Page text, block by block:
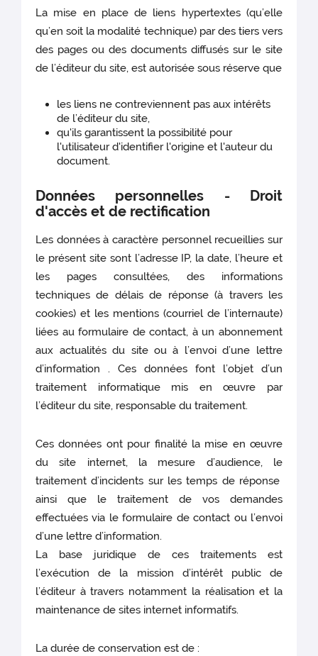
La mise en place de liens hypertextes (qu’elle
qu’en soit la modalité technique) par des tiers vers
des pages ou des documents diffusés sur le site
de l’éditeur du site, est autorisée sous réserve que
les liens ne contreviennent pas aux intérêts
de l’éditeur du site,
qu'ils garantissent la possibilité pour
l'utilisateur d'identifier l'origine et l'auteur du
document.
Données personnelles - Droit
d'accès et de rectification
Les données à caractère personnel recueillies sur
le présent site sont l’adresse IP, la date, l’heure et
les pages consultées, des informations
techniques de délais de réponse (à travers les
cookies) et les mentions (courriel de l’internaute)
liées au formulaire de contact, à un abonnement
aux actualités du site ou à l’envoi d’une lettre
d’information . Ces données font l’objet d’un
traitement informatique mis en œuvre par
l’éditeur du site, responsable du traitement.
Ces données ont pour finalité la mise en œuvre
du site internet, la mesure d’audience, le
traitement d’incidents sur les temps de réponse
ainsi que le traitement de vos demandes
effectuées via le formulaire de contact ou l’envoi
d’une lettre d’information.
La base juridique de ces traitements est
l’exécution de la mission d’intérêt public de
l’éditeur à travers notamment la réalisation et la
maintenance de sites internet informatifs.
La durée de conservation est de :